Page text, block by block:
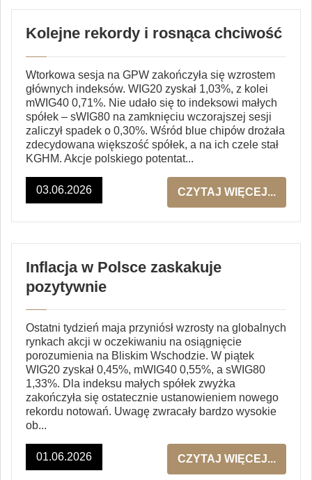
Kolejne rekordy i rosnąca chciwość
Wtorkowa sesja na GPW zakończyła się wzrostem
głównych indeksów. WIG20 zyskał 1,03%, z kolei
mWIG40 0,71%. Nie udało się to indeksowi małych
spółek – sWIG80 na zamknięciu wczorajszej sesji
zaliczył spadek o 0,30%. Wśród blue chipów drożała
zdecydowana większość spółek, a na ich czele stał
KGHM. Akcje polskiego potentat...
03.06.2026 CZYTAJ WIĘCEJ...
Inflacja w Polsce zaskakuje
pozytywnie
Ostatni tydzień maja przyniósł wzrosty na globalnych
rynkach akcji w oczekiwaniu na osiągnięcie
porozumienia na Bliskim Wschodzie. W piątek
WIG20 zyskał 0,45%, mWIG40 0,55%, a sWIG80
1,33%. Dla indeksu małych spółek zwyżka
zakończyła się ostatecznie ustanowieniem nowego
rekordu notowań. Uwagę zwracały bardzo wysokie
ob...
01.06.2026 CZYTAJ WIĘCEJ...